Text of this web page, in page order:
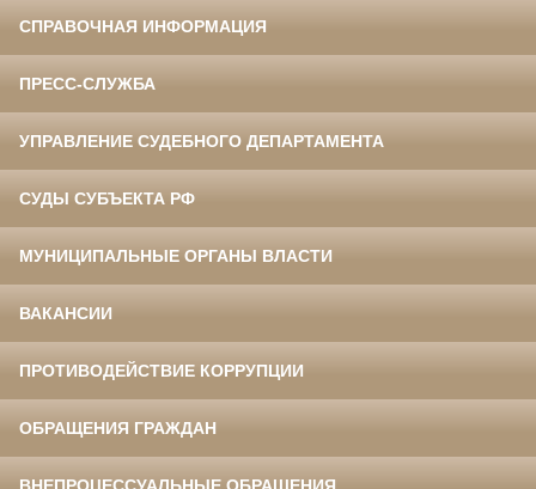
СПРАВОЧНАЯ ИНФОРМАЦИЯ
ПРЕСС-СЛУЖБА
УПРАВЛЕНИЕ СУДЕБНОГО ДЕПАРТАМЕНТА
СУДЫ СУБЪЕКТА РФ
МУНИЦИПАЛЬНЫЕ ОРГАНЫ ВЛАСТИ
ВАКАНСИИ
ПРОТИВОДЕЙСТВИЕ КОРРУПЦИИ
ОБРАЩЕНИЯ ГРАЖДАН